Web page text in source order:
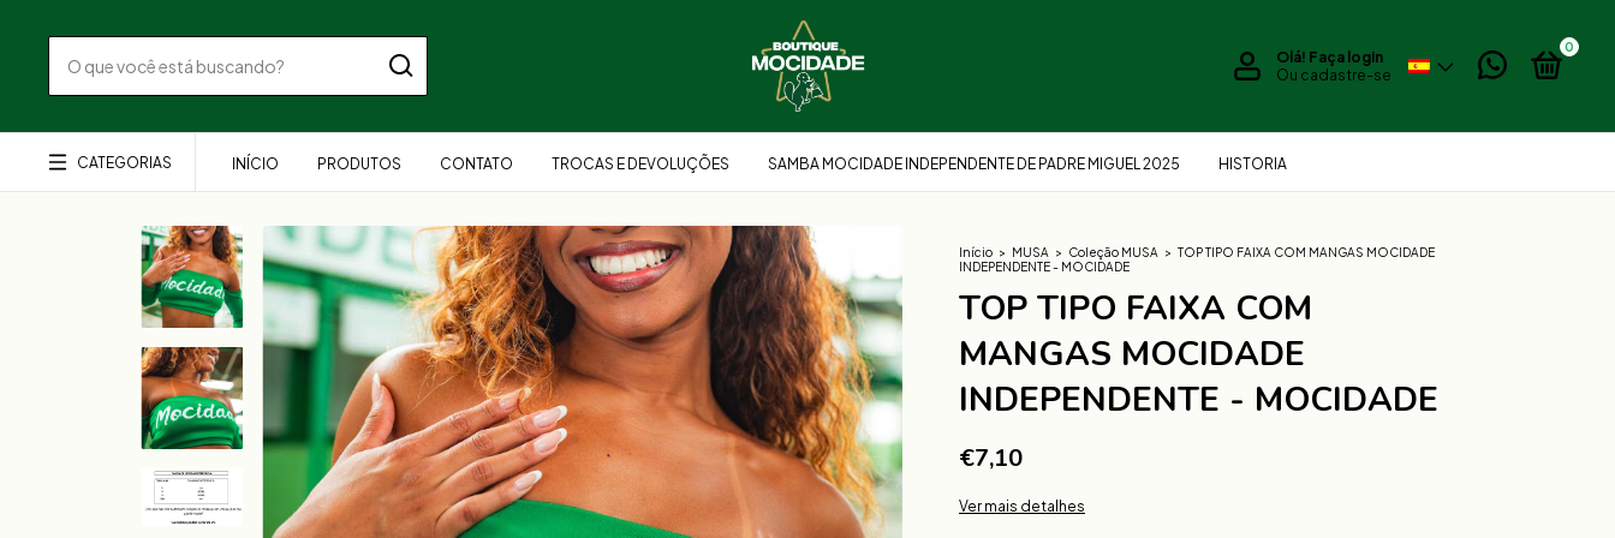
Olá! Faça login
Ou cadastre-se
0
CATEGORIAS INÍCIO PRODUTOS CONTATO TROCAS E DEVOLUÇÕES SAMBA MOCIDADE INDEPENDENTE DE PADRE MIGUEL 2025 HISTORIA
Início > MUSA > Coleção MUSA > TOP TIPO FAIXA COM MANGAS MOCIDADE
INDEPENDENTE - MOCIDADE
TOP TIPO FAIXA COM
MANGAS MOCIDADE
INDEPENDENTE - MOCIDADE
€7,10
Ver mais detalhes